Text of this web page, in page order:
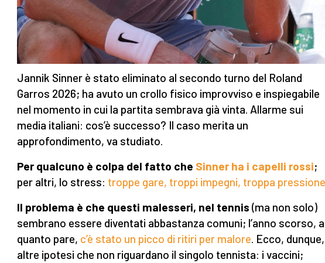
Jannik Sinner è stato eliminato al secondo turno del Roland
Garros 2026; ha avuto un crollo fisico improvviso e inspiegabile
nel momento in cui la partita sembrava già vinta. Allarme sui
media italiani: cos’è successo? Il caso merita un
approfondimento, va studiato.
Per qualcuno è colpa del fatto che Sinner ha i capelli rossi;
per altri, lo stress: troppe gare, troppi impegni, troppa pressione
Il problema è che questi malesseri, nel tennis (ma non solo)
sembrano essere diventati abbastanza comuni; l’anno scorso, a
quanto pare, c’è stato un picco di ritiri per malore. Ecco, dunque,
altre ipotesi che non riguardano il singolo tennista: i vaccini;